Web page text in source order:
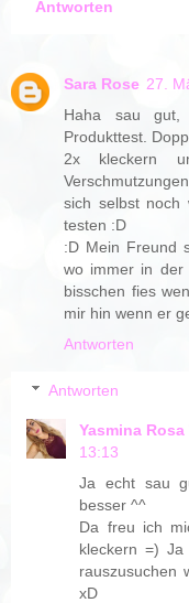
Antworten
Sara Rose 27.
Haha sau
Produkttest.
2x kleckern
sich selbst noch
testen :D
:D Mein Freund
wo immer in der
bisschen fies
mir hin wenn er
Antworten
Antworten
Yasmina
13:13
Ja echt sau
besser ^^
Da freu ich
kleckern =)
rauszusuchen
xD